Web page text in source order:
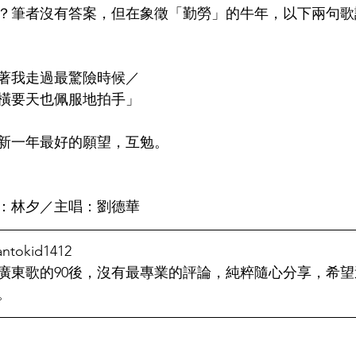
筆者沒有答案，但在象徵「勤勞」的牛年，以下兩句
我走過最驚險時候／
要天也佩服地拍手」
一年最好的願望，互勉。
林夕／主唱：劉德華
東歌的90後，沒有最專業的評論，純粹隨心分享，希